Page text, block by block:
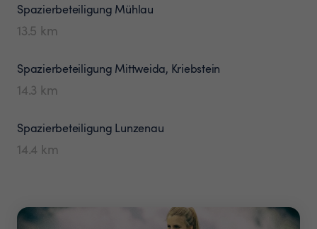
Spazierbeteiligung Mühlau
13.5 km
Spazierbeteiligung Mittweida, Kriebstein
14.3 km
Spazierbeteiligung Lunzenau
14.4 km